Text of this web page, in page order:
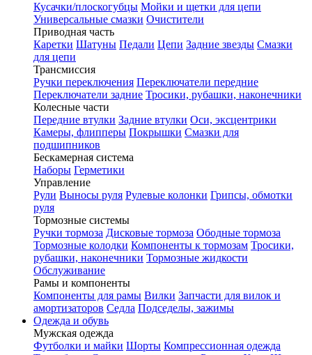
Кусачки/плоскогубцы Мойки и щетки для цепи
Универсальные смазки Очистители
Приводная часть
Каретки Шатуны Педали Цепи Задние звезды Смазки
для цепи
Трансмиссия
Ручки переключения Переключатели передние
Переключатели задние Тросики, рубашки, наконечники
Колесные части
Передние втулки Задние втулки Оси, эксцентрики
Камеры, флипперы Покрышки Смазки для
подшипников
Бескамерная система
Наборы Герметики
Управление
Рули Выносы руля Рулевые колонки Грипсы, обмотки
руля
Тормозные системы
Ручки тормоза Дисковые тормоза Ободные тормоза
Тормозные колодки Компоненты к тормозам Тросики,
рубашки, наконечники Тормозные жидкости
Обслуживание
Рамы и компоненты
Компоненты для рамы Вилки Запчасти для вилок и
амортизаторов Седла Подседелы, зажимы
Одежда и обувь
Мужская одежда
Футболки и майки Шорты Компрессионная одежда